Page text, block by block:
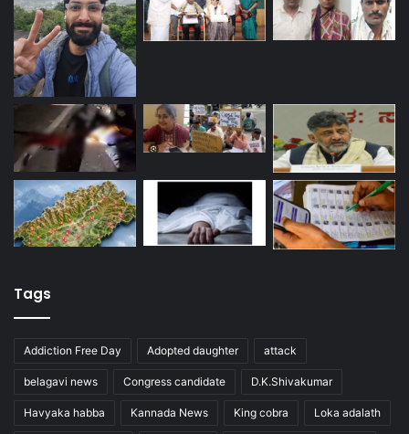
Tags
Addiction Free Day Adopted daughter attack
belagavi news Congress candidate D.K.Shivakumar
Havyaka habba Kannada News King cobra Loka adalath